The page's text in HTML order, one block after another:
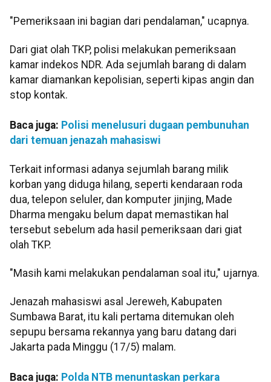
"Pemeriksaan ini bagian dari pendalaman," ucapnya.
Dari giat olah TKP, polisi melakukan pemeriksaan
kamar indekos NDR. Ada sejumlah barang di dalam
kamar diamankan kepolisian, seperti kipas angin dan
stop kontak.
Baca juga: Polisi menelusuri dugaan pembunuhan
dari temuan jenazah mahasiswi
Terkait informasi adanya sejumlah barang milik
korban yang diduga hilang, seperti kendaraan roda
dua, telepon seluler, dan komputer jinjing, Made
Dharma mengaku belum dapat memastikan hal
tersebut sebelum ada hasil pemeriksaan dari giat
olah TKP.
"Masih kami melakukan pendalaman soal itu," ujarnya.
Jenazah mahasiswi asal Jereweh, Kabupaten
Sumbawa Barat, itu kali pertama ditemukan oleh
sepupu bersama rekannya yang baru datang dari
Jakarta pada Minggu (17/5) malam.
Baca juga: Polda NTB menuntaskan perkara